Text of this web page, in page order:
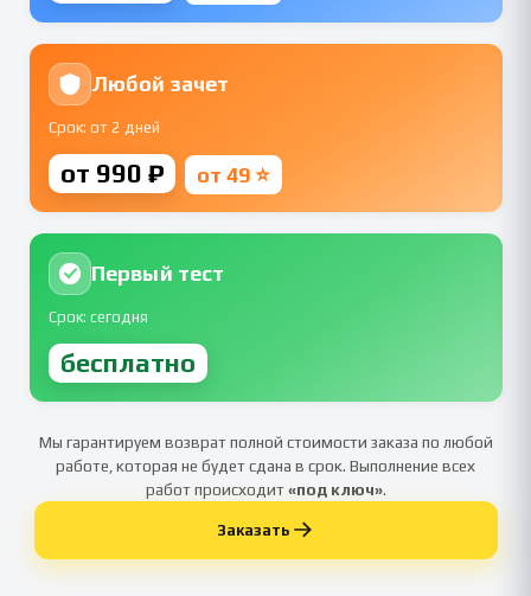
Любой зачет
Срок: от 2 дней
от 990 ₽ от 49 ⭐
Первый тест
Срок: сегодня
бесплатно
Мы гарантируем возврат полной стоимости заказа по любой
работе, которая не будет сдана в срок. Выполнение всех
работ происходит«под ключ».
Заказать